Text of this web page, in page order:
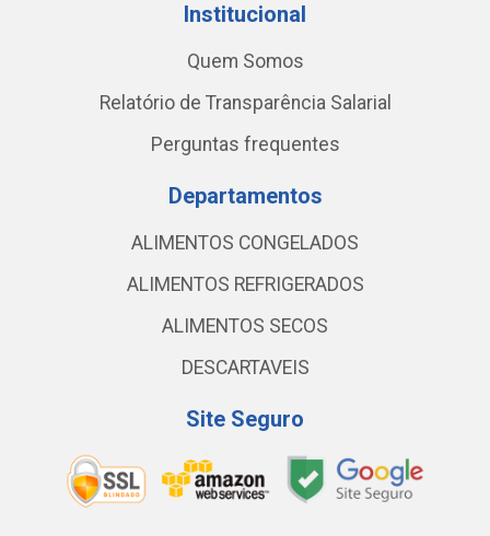
Institucional
Quem Somos
Relatório de Transparência Salarial
Perguntas frequentes
Departamentos
ALIMENTOS CONGELADOS
ALIMENTOS REFRIGERADOS
ALIMENTOS SECOS
DESCARTAVEIS
Site Seguro